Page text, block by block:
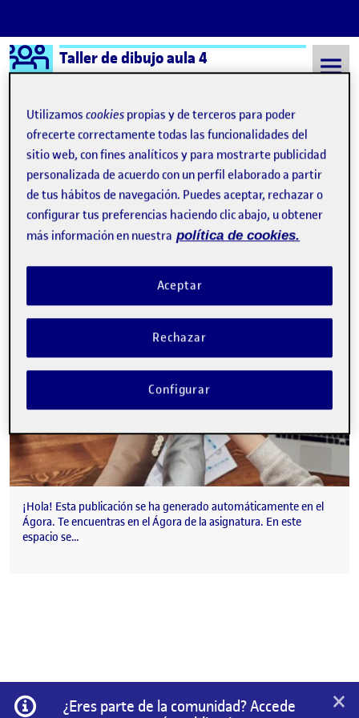
Saltar al contenido
Logo Ágora
Taller de dibujo aula 4
Semestre 20222 - Aula 4 8 Septiembre, 2021
8 Septiembre, 2021
¡Bienvenidos y bienvenidas!
Publicado por
Folio
Fecha de publicación15 septiembre, 2022 3:41 pm
¡Hola! Esta publicación se ha generado automáticamente en el
Ágora. Te encuentras en el Ágora de la asignatura. En este
espacio se…
Información
¿Eres parte de la comunidad? Accede
×
Utilizamoscookies propias y de terceros para poder
ofrecerte correctamente todas las funcionalidades del
sitio web, con fines analíticos y para mostrarte publicidad
personalizada de acuerdo con un perfil elaborado a partir
de tus hábitos de navegación. Puedes aceptar, rechazar o
configurar tus preferencias haciendo clic abajo, u obtener
más información en nuestra política de cookies.
Rechazar
Aceptar
Configurar